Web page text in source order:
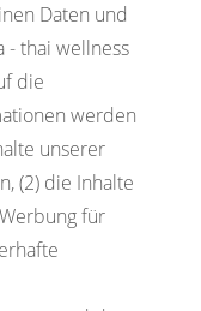
Daten und
- thai wellness
die
werden
unserer
(2) die Inhalte
für